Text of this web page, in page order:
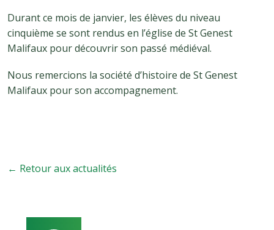
Durant ce mois de janvier, les élèves du niveau
cinquième se sont rendus en l’église de St Genest
Malifaux pour découvrir son passé médiéval.
Nous remercions la société d’histoire de St Genest
Malifaux pour son accompagnement.
← Retour aux actualités